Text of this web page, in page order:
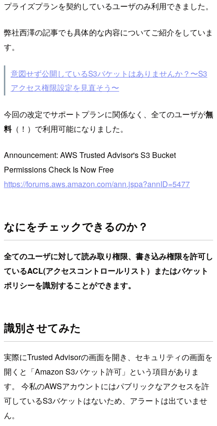
プライズプランを契約しているユーザのみ利用できました。
弊社西澤の記事でも具体的な内容についてご紹介をしていま
す。
意図せず公開しているS3バケットはありませんか？〜S3
アクセス権限設定を見直そう〜
今回の改定でサポートプランに関係なく、全てのユーザが無
料（！）で利用可能になりました。
Announcement: AWS Trusted Advisor's S3 Bucket
Permissions Check Is Now Free
https://forums.aws.amazon.com/ann.jspa?annID=5477
なにをチェックできるのか？
全てのユーザに対して読み取り権限、書き込み権限を許可し
ているACL(アクセスコントロールリスト）またはバケット
ポリシーを識別することができます。
識別させてみた
実際にTrusted Advisorの画面を開き、セキュリティの画面を
開くと「Amazon S3バケット許可」という項目がありま
す。 今私のAWSアカウントにはパブリックなアクセスを許
可しているS3バケットはないため、アラートは出ていませ
ん。